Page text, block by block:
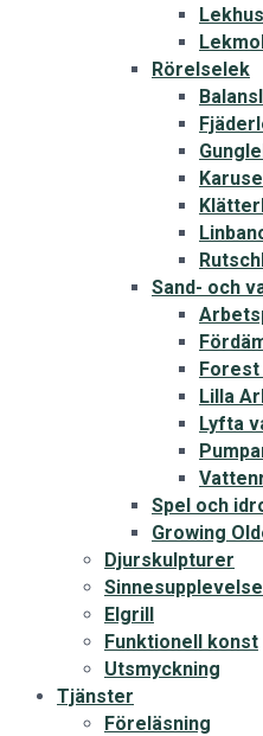
Lekhus
Rörelselek
Sand- och
Forest
Lilla
Lyfta
Spel och
Growing
Djurskulpturer
Elgrill
Funktionell konst
Utsmyckning
Tjänster
Föreläsning